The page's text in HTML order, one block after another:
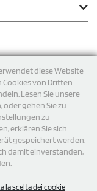
diese Website
Cookies von Dritten
Lesen Sie unsere
gehen Sie zu
zu
erklären Sie sich
gespeichert werden.
damit einverstanden,
la scelta dei cookie